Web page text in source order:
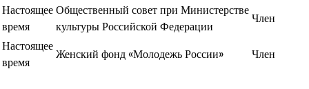
Настоящее
время
Общественный совет при Министерстве
культуры Российской Федерации
Член
Настоящее
время
Женский фонд «Молодежь России» Член